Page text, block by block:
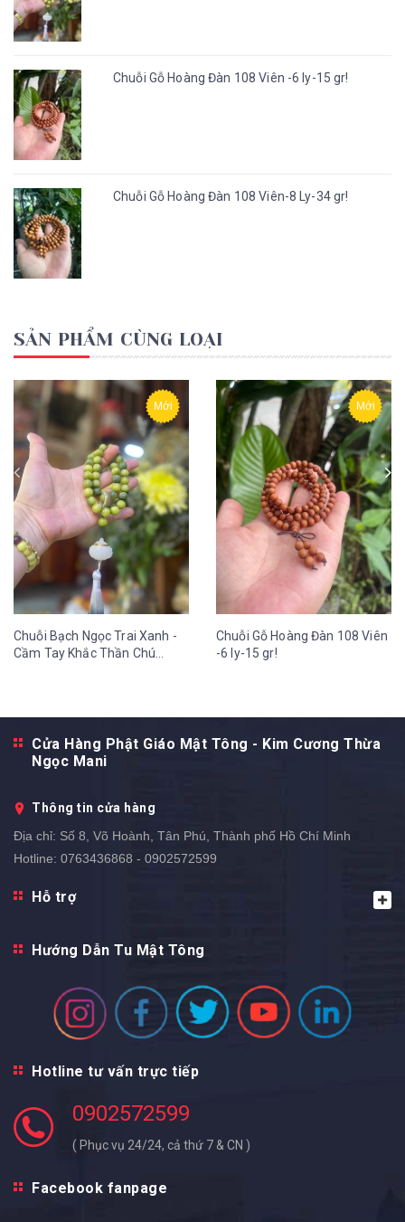
Chuỗi Gỗ Hoàng Đàn 108 Viên -6 ly-15 gr!
Chuỗi Gỗ Hoàng Đàn 108 Viên-8 Ly-34 gr!
SẢN PHẨM CÙNG LOẠI
Mới
Chuỗi Bạch Ngọc Trai Xanh -
Cầm Tay Khắc Thần Chú
Mới
Chuỗi Gỗ Hoàng Đàn 108 Viên
-6 ly-15 gr!
Cửa Hàng Phật Giáo Mật Tông - Kim Cương Thừa
Ngọc Mani
Thông tin cửa hàng
Địa chỉ: Số 8, Võ Hoành, Tân Phú, Thành phố Hồ Chí Minh
Hotline: 0763436868 - 0902572599
Hỗ trợ
Hướng Dẫn Tu Mật Tông
Hotline tư vấn trực tiếp
0902572599
( Phục vụ 24/24, cả thứ 7 & CN )
Facebook fanpage